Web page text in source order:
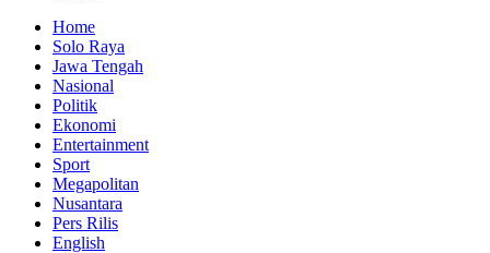
Home
Solo Raya
Jawa Tengah
Nasional
Politik
Ekonomi
Entertainment
Sport
Megapolitan
Nusantara
Pers Rilis
English